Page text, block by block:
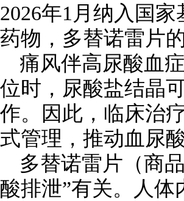
2026年1月纳入国
药物，多替诺雷片
痛风伴高尿酸血
位时，尿酸盐结晶
作。因此，临床治
式管理，推动血尿
多替诺雷片（商
酸排泄”有关。人